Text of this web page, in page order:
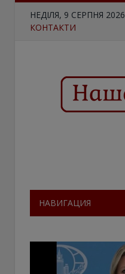
НЕДІЛЯ, 9 СЕРПНЯ 2026
КОНТАКТИ
НАВИГАЦИЯ